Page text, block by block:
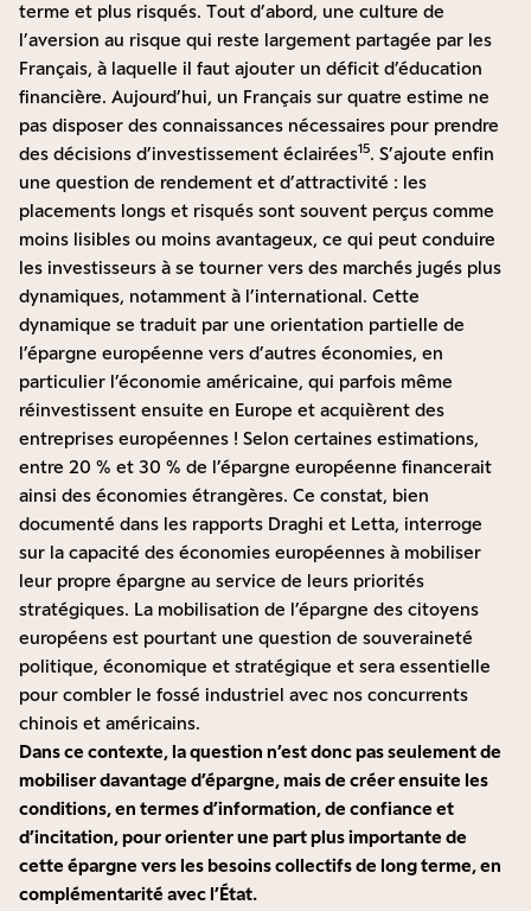
terme et plus risqués. Tout d’abord, une culture de
l’aversion au risque qui reste largement partagée par les
Français, à laquelle il faut ajouter un déficit d’éducation
financière. Aujourd’hui, un Français sur quatre estime ne
pas disposer des connaissances nécessaires pour prendre
des décisions d’investissement éclairées15. S’ajoute enfin
une question de rendement et d’attractivité : les
placements longs et risqués sont souvent perçus comme
moins lisibles ou moins avantageux, ce qui peut conduire
les investisseurs à se tourner vers des marchés jugés plus
dynamiques, notamment à l’international. Cette
dynamique se traduit par une orientation partielle de
l’épargne européenne vers d’autres économies, en
particulier l’économie américaine, qui parfois même
réinvestissent ensuite en Europe et acquièrent des
entreprises européennes ! Selon certaines estimations,
entre 20 % et 30 % de l’épargne européenne financerait
ainsi des économies étrangères. Ce constat, bien
documenté dans les rapports Draghi et Letta, interroge
sur la capacité des économies européennes à mobiliser
leur propre épargne au service de leurs priorités
stratégiques. La mobilisation de l’épargne des citoyens
européens est pourtant une question de souveraineté
politique, économique et stratégique et sera essentielle
pour combler le fossé industriel avec nos concurrents
chinois et américains.
Dans ce contexte, la question n’est donc pas seulement de
mobiliser davantage d’épargne, mais de créer ensuite les
conditions, en termes d’information, de confiance et
d’incitation, pour orienter une part plus importante de
cette épargne vers les besoins collectifs de long terme, en
complémentarité avec l’État.